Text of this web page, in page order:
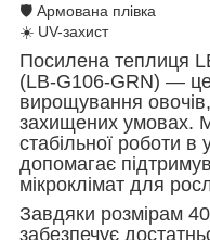
🛡️ Армована плівка
☀️ UV-захист
Посилена теплиця
(LB-G106-GRN) —
вирощування
захищених умовах.
стабільної роботи в
допомагає
мікроклімат для
Завдяки розмірам
забезпечує